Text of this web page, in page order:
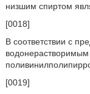
низшим спиртом
[0018]
В соответствии с
[0019]